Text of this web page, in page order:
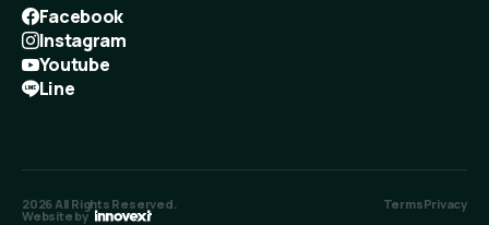
Facebook
Instagram
Youtube
Line
2026 All Rights Reserved. TermsPrivacy
Website by